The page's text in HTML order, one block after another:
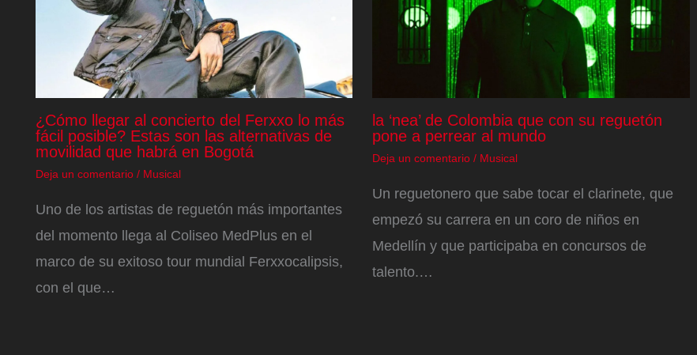
¿Cómo llegar al concierto del Ferxxo lo más
fácil posible? Estas son las alternativas de
movilidad que habrá en Bogotá
Deja un comentario / Musical
Uno de los artistas de reguetón más importantes
del momento llega al Coliseo MedPlus en el
marco de su exitoso tour mundial Ferxxocalipsis,
con el que…
la ‘nea’ de Colombia que con su reguetón
pone a perrear al mundo
Deja un comentario / Musical
Un reguetonero que sabe tocar el clarinete, que
empezó su carrera en un coro de niños en
Medellín y que participaba en concursos de
talento.…